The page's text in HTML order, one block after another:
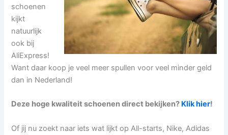
schoenen
kijkt
natuurlijk
ook bij
AliExpress!
Want daar koop je veel meer spullen voor veel minder geld
dan in Nederland!
Deze hoge kwaliteit schoenen direct bekijken? Klik hier!
Of jij nu zoekt naar iets wat lijkt op All-starts, Nike, Adidas